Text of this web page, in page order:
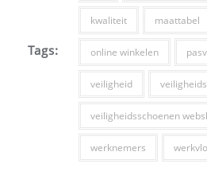
Tags:
kwaliteit maattabel
online winkelen
veiligheid
veiligheidsschoenen
werknemers